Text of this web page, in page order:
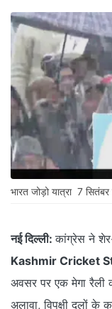
भारत जोड़ो यात्रा 7
नई दिल्ली: कांग्रेस ने
Kashmir Cricket
अवसर पर एक मेगा रैली
अलावा, विपक्षी दलों